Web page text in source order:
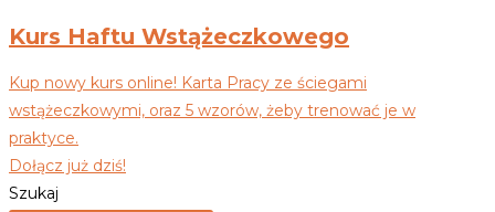
Kurs Haftu Wstążeczkowego
Kup nowy kurs online! Karta Pracy ze ściegami
wstążeczkowymi, oraz 5 wzorów, żeby trenować je w
praktyce.
Dołącz już dziś!
Szukaj